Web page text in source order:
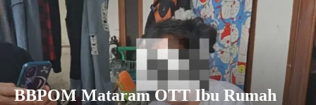
BBPOM Mataram OTT Ibu Rumah